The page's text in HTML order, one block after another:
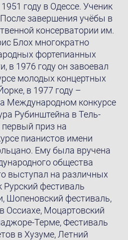
году в Одессе. Ученик
завершения учёбы в
консерватории им.
Блох многократно
фортепианных
в 1976 году он завоевал
молодых концертных
в 1977 году –
Международном конкурсе
Рубинштейна в Тель-
первый приз на
пианистов имени
Ему была вручена
общества
выступал на различных
Рурский фестиваль
Шопеновский фестиваль,
Оссиахе, Моцартовский
Терме, Фестиваль
в Хузуме, Летний